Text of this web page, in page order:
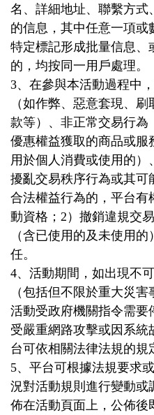
名、詳細地址、聯繫方式、
的信息，其中任意一項或
特定標記形成批量信息、
的，均按同一用戶處理。
3、在參與本活動過程中
（如作弊、惡意套現、
款等）、非正常交易行為
優惠權益獲取的商品或服
用於個人消費或使用的）
擾亂交易秩序行為或其可
合法權益行為的，平台有
動資格； 2 ）撤銷違規交
（含已使用的及未使用的
任。
4、活動期間，如出現不
（包括但不限於重大災
活動受政府機關指令需要
受嚴重網路攻擊或因系
台可依相關法律法規的規
5、平台可根據法規要求
況對活動規則進行變動或
佈在活動頁面上，公佈後